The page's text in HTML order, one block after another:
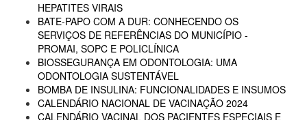
HEPATITES VIRAIS
BATE-PAPO COM A DUR: CONHECENDO OS
SERVIÇOS DE REFERÊNCIAS DO MUNICÍPIO -
PROMAI, SOPC E POLICLÍNICA
BIOSSEGURANÇA EM ODONTOLOGIA: UMA
ODONTOLOGIA SUSTENTÁVEL
BOMBA DE INSULINA: FUNCIONALIDADES E INSUMOS
CALENDÁRIO NACIONAL DE VACINAÇÃO 2024
CALENDÁRIO VACINAL DOS PACIENTES ESPECIAIS E